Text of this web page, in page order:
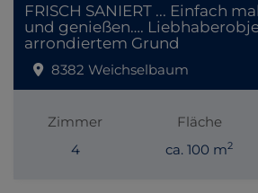
FRISCH SANIERT ... Einfach
und genießen….
arrondiertem Grund
8382 Weichselbaum
Zimmer
4
Fläche
ca. 100 m2